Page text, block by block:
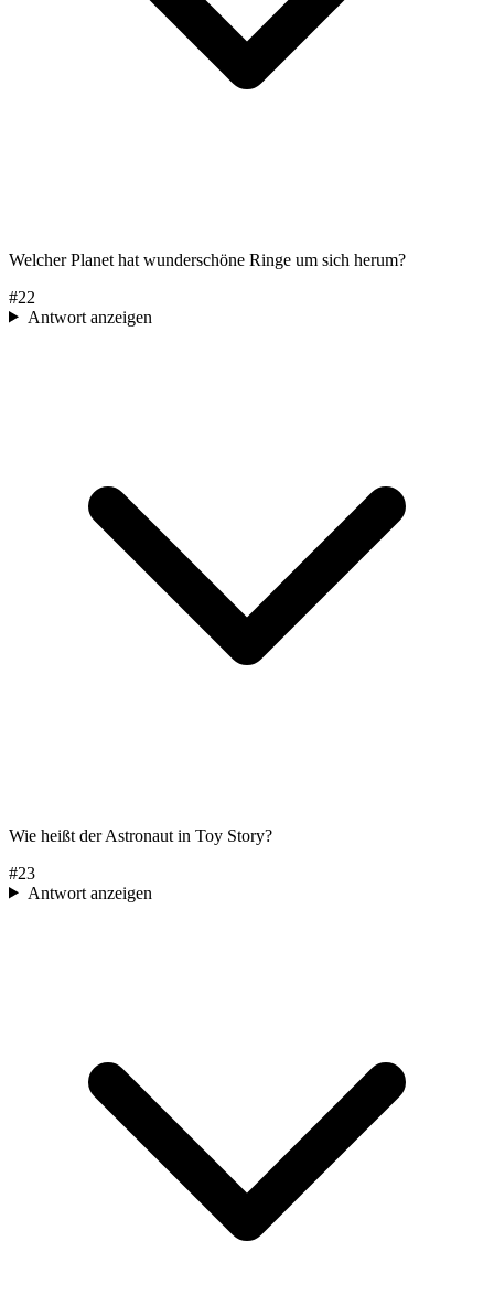
Welcher Planet hat wunderschöne Ringe um sich herum?
#22
Antwort anzeigen
Wie heißt der Astronaut in Toy Story?
#23
Antwort anzeigen